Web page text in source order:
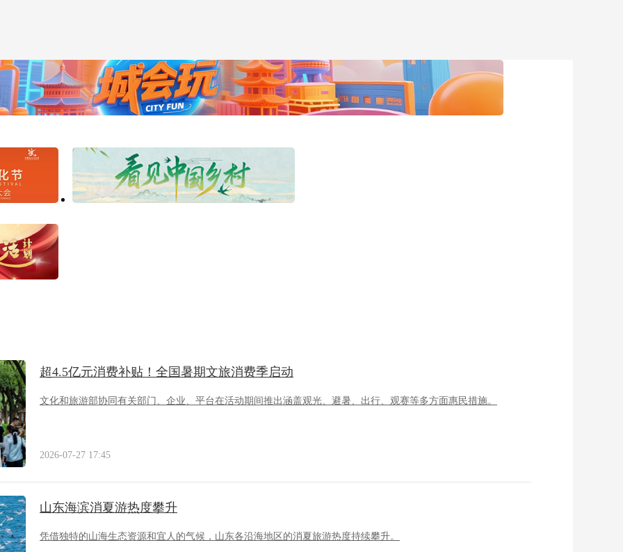
超4.5亿元消费补贴！全国暑期文旅消费季启动
文化和旅游部协同有关部门、企业、平台在活动期间推出涵盖观光、避暑、出行、观赛等多方面惠民措施。
2026-07-27 17:45
山东海滨消夏游热度攀升
凭借独特的山海生态资源和宜人的气候，山东各沿海地区的消夏旅游热度持续攀升。